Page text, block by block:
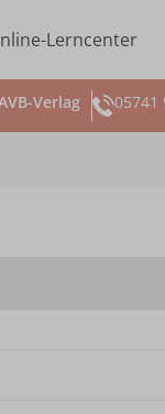
Lerncenter
Verlag 05741